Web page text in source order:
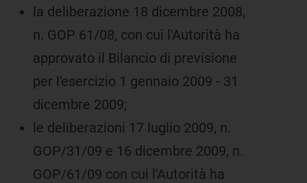
la deliberazione 18 dicembre 2008,
n. GOP 61/08, con cui l'Autorità ha
approvato il Bilancio di previsione
per l'esercizio 1 gennaio 2009 - 31
dicembre 2009;
le deliberazioni 17 luglio 2009, n.
GOP/31/09 e 16 dicembre 2009, n.
GOP/61/09 con cui l'Autorità ha